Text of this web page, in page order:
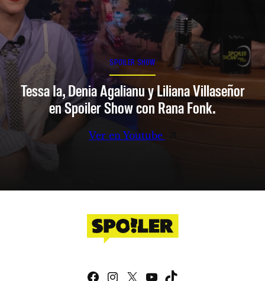
SPOILER SHOW
Tessa Ia, Denia Agalianu y Liliana Villaseñor
en Spoiler Show con Rana Fonk.
Ver en Youtube
Facebook
Instagram
X YouTube